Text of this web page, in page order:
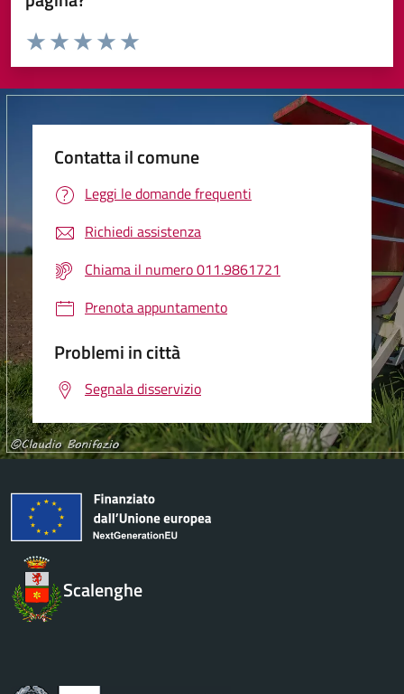
Valuta da 1 a 5 stelle la pagina
Valuta 5 stelle su 5
Valuta 4 stelle su 5
Valuta 3 stelle su 5
Valuta 2 stelle su 5
Valuta 1 stelle su 5
Contatta il comune
Leggi le domande frequenti
Richiedi assistenza
Chiama il numero 011.9861721
Prenota appuntamento
Problemi in città
Segnala disservizio
Scalenghe